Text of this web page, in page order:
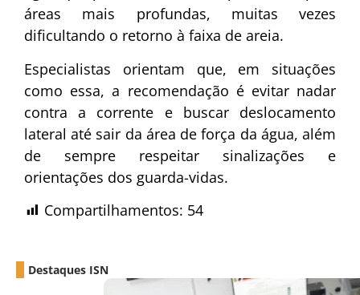
áreas mais profundas, muitas vezes
dificultando o retorno à faixa de areia.
Especialistas orientam que, em situações
como essa, a recomendação é evitar nadar
contra a corrente e buscar deslocamento
lateral até sair da área de força da água, além
de sempre respeitar sinalizações e
orientações dos guarda-vidas.
Compartilhamentos: 54
Destaques ISN